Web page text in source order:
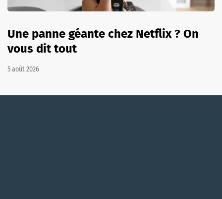
Une panne géante chez Netflix ? On
vous dit tout
5 août 2026